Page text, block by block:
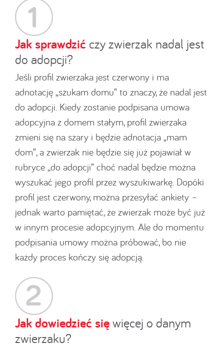
Jak sprawdzić czy zwierzak nadal jest
do adopcji?
Jeśli profil zwierzaka jest czerwony i ma
adnotację „szukam domu” to znaczy, że nadal jest
do adopcji. Kiedy zostanie podpisana umowa
adopcyjna z domem stałym, profil zwierzaka
zmieni się na szary i będzie adnotacja „mam
dom”, a zwierzak nie będzie się już pojawiał w
rubryce „do adopcji” choć nadal będzie można
wyszukać jego profil przez wyszukiwarkę. Dopóki
profil jest czerwony, można przesyłać ankiety –
jednak warto pamiętać, że zwierzak może być już
w innym procesie adopcyjnym. Ale do momentu
podpisania umowy można próbować, bo nie
każdy proces kończy się adopcją.
Jak dowiedzieć sięwięcej o danym
zwierzaku?